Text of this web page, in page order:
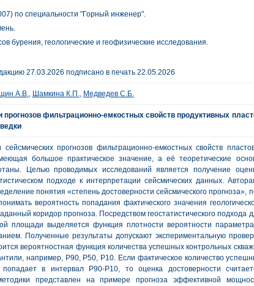
по специальности "Горный инженер".
бурения, геологические и геофизические исследования.
27.03.2026 подписано в печать 22.05.2026
А.В., Шамкина К.П., Медведев С.Б.
прогнозов фильтрационно-емкостных свойств продуктивных
сейсмических прогнозов фильтрационно-емкостных свойств
большое практическое значение, а её теоретические
Целью проводимых исследований является получение
подходе к интерпретации сейсмических данных.
понятия «степень достоверности сейсмического прогноза»,
вероятность попадания фактического значения
коридор прогноза. Посредством геостатистического подхода
площади выделяется функция плотности вероятности
Полученные результаты допускают экспериментальную
вероятностная функция количества успешных контрольных
например, Р90, Р50, Р10. Если фактическое количество
попадает в интервал Р90-Р10, то оценка достоверности
представлен на примере прогноза эффективной